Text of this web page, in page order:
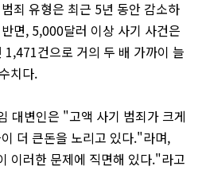
죄 유형은 최근 5년 동안 감소하
면, 5,000달러 이상 사기 사건은
건으로 거의 두 배 가까이 늘
치다.
대변인은 "고액 사기 범죄가 크게
더 큰돈을 노리고 있다."라며,
이러한 문제에 직면해 있다."라고